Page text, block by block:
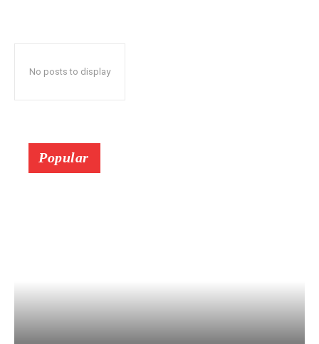
No posts to display
Popular